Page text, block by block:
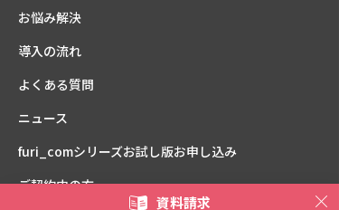
お悩み解決
導入の流れ
よくある質問
ニュース
furi_comシリーズお試し版お申し込み
ご契約中の方
資料請求